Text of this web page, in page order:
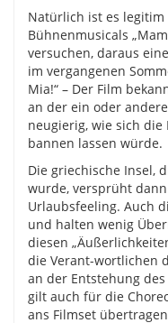
Natürlich ist es legitim
Bühnenmusicals
versuchen, daraus
im vergangenen
Mia!“ – Der Film
an der ein oder
neugierig, wie sich
bannen lassen würde.
Die griechische Insel,
wurde, versprüht
Urlaubsfeeling. Auch
und halten wenig
diesen
die Verant-wortlichen
an der Entstehung
gilt auch für die
ans Filmset